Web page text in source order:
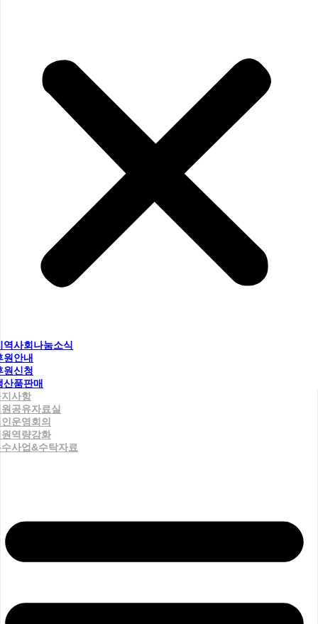
역사회나눔소식
원안내
원신청
산품판매
사항
공유자료실
운영회의
역량강화
사업&수탁자료